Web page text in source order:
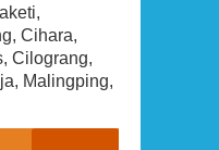
Cihara,
Cilograng,
Malingping,